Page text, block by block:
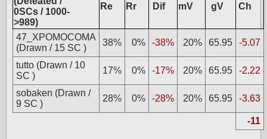
0SCs / 1000-
>989)
Re Rr Dif mV gV Ch
47_ХРОМОСОМА
(Drawn / 15 SC )
38% 0% -38% 20% 65.95 -5.07
tutto (Drawn / 10
SC )
17% 0% -17% 20% 65.95 -2.22
sobaken (Drawn /
9 SC )
28% 0% -28% 20% 65.95 -3.63
-11